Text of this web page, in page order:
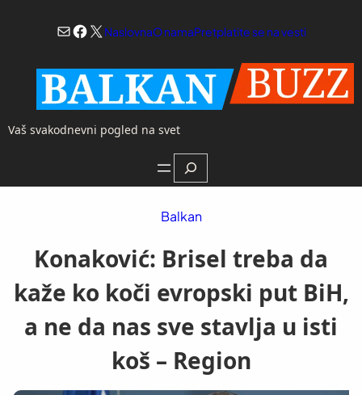
Mail
Facebook
X NaslovnaO namaPretplatite se na vesti
Vaš svakodnevni pogled na svet
Search
Balkan
Konaković: Brisel treba da
kaže ko koči evropski put BiH,
a ne da nas sve stavlja u isti
koš – Region